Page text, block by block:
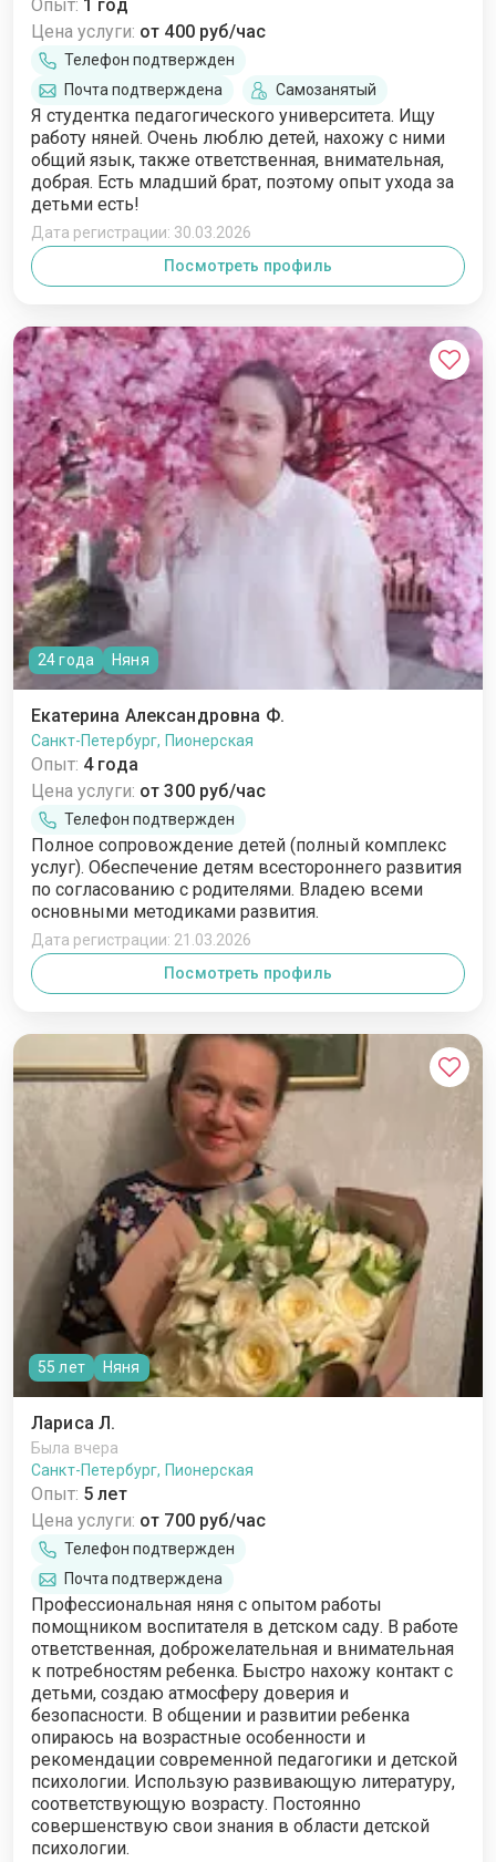
Опыт: 1 год
Цена услуги: от 400 руб/час
Телефон подтвержден
Почта подтверждена
Самозанятый
Я студентка педагогического университета. Ищу
работу няней. Очень люблю детей, нахожу с ними
общий язык, также ответственная, внимательная,
добрая. Есть младший брат, поэтому опыт ухода за
детьми есть!
Дата регистрации: 30.03.2026
Посмотреть профиль
24 года Няня
Екатерина Александровна Ф.
Санкт-Петербург, Пионерская
Опыт: 4 года
Цена услуги: от 300 руб/час
Телефон подтвержден
Полное сопровождение детей (полный комплекс
услуг). Обеспечение детям всестороннего развития
по согласованию с родителями. Владею всеми
основными методиками развития.
Дата регистрации: 21.03.2026
Посмотреть профиль
55 лет Няня
Лариса Л.
Была вчера
Санкт-Петербург, Пионерская
Опыт: 5 лет
Цена услуги: от 700 руб/час
Телефон подтвержден
Почта подтверждена
Профессиональная няня с опытом работы
помощником воспитателя в детском саду. В работе
ответственная, доброжелательная и внимательная
к потребностям ребенка. Быстро нахожу контакт с
детьми, создаю атмосферу доверия и
безопасности. В общении и развитии ребенка
опираюсь на возрастные особенности и
рекомендации современной педагогики и детской
психологии. Использую развивающую литературу,
соответствующую возрасту. Постоянно
совершенствую свои знания в области детской
психологии.